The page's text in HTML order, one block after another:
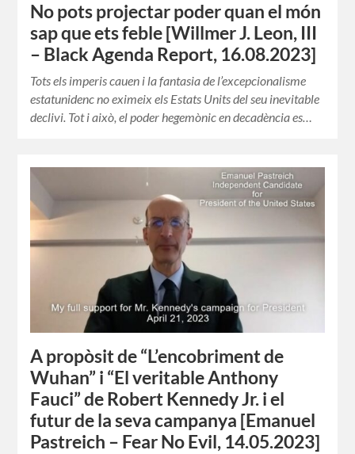
No pots projectar poder quan el món
sap que ets feble [Willmer J. Leon, III
– Black Agenda Report, 16.08.2023]
Tots els imperis cauen i la fantasia de l’excepcionalisme
estatunidenc no eximeix els Estats Units del seu inevitable
declivi. Tot i això, el poder hegemònic en decadència es…
A propòsit de “L’encobriment de
Wuhan” i “El veritable Anthony
Fauci” de Robert Kennedy Jr. i el
futur de la seva campanya [Emanuel
Pastreich – Fear No Evil, 14.05.2023]